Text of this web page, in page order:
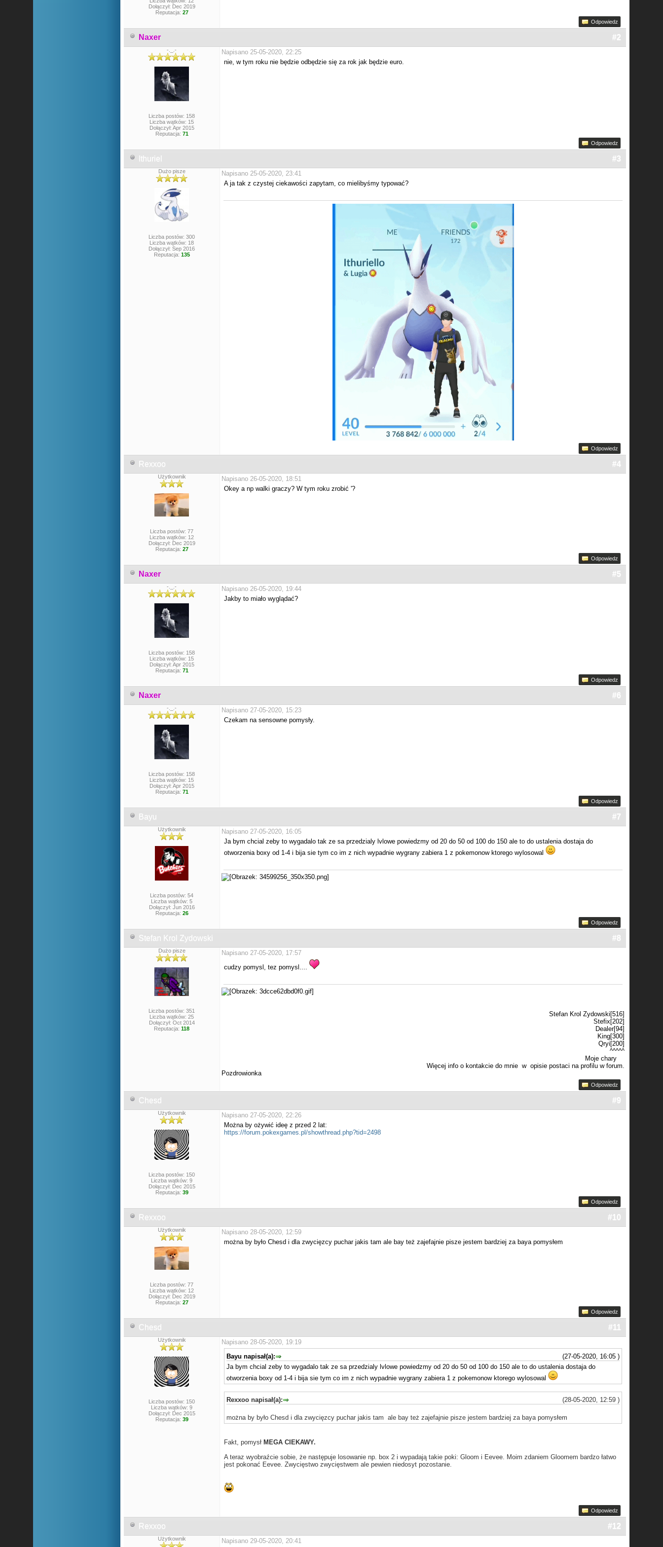
Dołączył: Dec 2019
Reputacja: 27
Odpowiedz
Naxer #2
-._.-
Liczba postów: 158
Liczba wątków: 15
Dołączył: Apr 2015
Reputacja: 71
Napisano 25-05-2020, 22:25
nie, w tym roku nie będzie odbędzie się za rok jak będzie euro.
Odpowiedz
Ithuriel #3
Dużo pisze
Liczba postów: 300
Liczba wątków: 18
Dołączył: Sep 2016
Reputacja: 135
Napisano 25-05-2020, 23:41
A ja tak z czystej ciekawości zapytam, co mielibyśmy typować?
Odpowiedz
Rexxoo #4
Użytkownik
Liczba postów: 77
Liczba wątków: 12
Dołączył: Dec 2019
Reputacja: 27
Napisano 26-05-2020, 18:51
Okey a np walki graczy? W tym roku zrobić '?
Odpowiedz
Naxer #5
-._.-
Liczba postów: 158
Liczba wątków: 15
Dołączył: Apr 2015
Reputacja: 71
Napisano 26-05-2020, 19:44
Jakby to miało wyglądać?
Odpowiedz
Naxer #6
-._.-
Liczba postów: 158
Liczba wątków: 15
Dołączył: Apr 2015
Reputacja: 71
Napisano 27-05-2020, 15:23
Czekam na sensowne pomysły.
Odpowiedz
Bayu #7
Użytkownik
Liczba postów: 54
Liczba wątków: 5
Dołączył: Jun 2016
Reputacja: 26
Napisano 27-05-2020, 16:05
Ja bym chcial zeby to wygadalo tak ze sa przedzialy lvlowe powiedzmy od 20 do 50 od 100 do 150 ale to do ustalenia dostaja do
otworzenia boxy od 1-4 i bija sie tym co im z nich wypadnie wygrany zabiera 1 z pokemonow ktorego wylosowal
Odpowiedz
Stefan Krol Zydowski #8
Dużo pisze
Liczba postów: 351
Liczba wątków: 25
Dołączył: Oct 2014
Reputacja:118
Napisano 27-05-2020, 17:57
cudzy pomysl, tez pomysl....
Stefan Krol Zydowski[516]
Stefix[202]
Dealer[94]
King[300]
Qryi[200]
^^^^^
Moje chary
Więcej info o kontakcie do mnie w opisie postaci na profilu w forum.
Pozdrowionka
Odpowiedz
Chesd #9
Użytkownik
Liczba postów: 150
Liczba wątków: 9
Dołączył: Dec 2015
Reputacja: 39
Napisano 27-05-2020, 22:26
Można by ożywić ideę z przed 2 lat:
https://forum.pokexgames.pl/showthread.php?tid=2498
Odpowiedz
Rexxoo #10
Użytkownik
Liczba postów: 77
Liczba wątków: 12
Dołączył: Dec 2019
Reputacja: 27
Napisano 28-05-2020, 12:59
można by było Chesd i dla zwycięzcy puchar jakis tam ale bay też zajefajnie pisze jestem bardziej za baya pomysłem
Odpowiedz
Chesd #11
Użytkownik
Liczba postów: 150
Liczba wątków: 9
Dołączył: Dec 2015
Reputacja: 39
Napisano 28-05-2020, 19:19
(27-05-2020, 16:05 )
Bayu napisał(a):
Ja bym chcial zeby to wygadalo tak ze sa przedzialy lvlowe powiedzmy od 20 do 50 od 100 do 150 ale to do ustalenia dostaja do
otworzenia boxy od 1-4 i bija sie tym co im z nich wypadnie wygrany zabiera 1 z pokemonow ktorego wylosowal
(28-05-2020, 12:59 )
Rexxoo napisał(a):
można by było Chesd i dla zwycięzcy puchar jakis tam ale bay też zajefajnie pisze jestem bardziej za baya pomysłem
Fakt, pomysł MEGA CIEKAWY.
A teraz wyobraźcie sobie, że następuje losowanie np. box 2 i wypadają takie poki: Gloom i Eevee. Moim zdaniem Gloomem bardzo łatwo
jest pokonać Eevee. Zwycięstwo zwycięstwem ale pewien niedosyt pozostanie.
Odpowiedz
Rexxoo #12
Użytkownik Napisano 29-05-2020, 20:41